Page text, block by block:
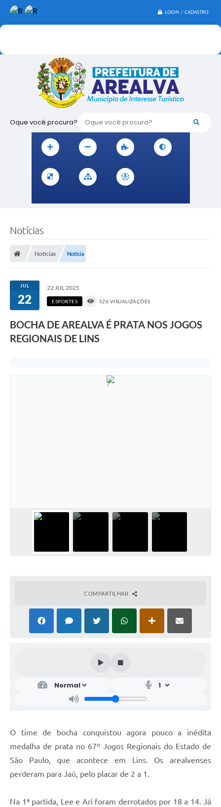
LOGIN / CADASTRO
Oque você procura?
Notícias
Notícias Notícia
JUL
22
22 JUL 2025
ESPORTES 526 VISUALIZAÇÕES
BOCHA DE AREALVA É PRATA NOS JOGOS
REGIONAIS DE LINS
COMPARTILHAR
O time de bocha conquistou agora pouco a inédita
medalha de prata no 67º Jogos Regionais do Estado de
São Paulo, que acontece em Lins. Os arealvenses
perderam para Jaú, pelo placar de 2 a 1.
Na 1ª partida, Lee e Ari foram derrotados por 18 a 14. Já